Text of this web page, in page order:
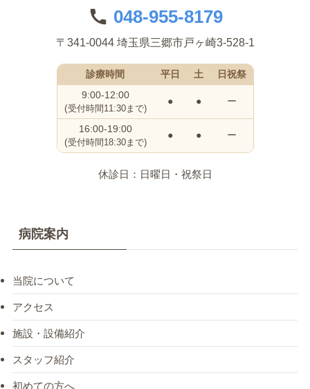
048-955-8179
〒341-0044 埼玉県三郷市戸ヶ崎3-528-1
診療時間 平日 土
日祝祭
9:00-12:00
(受付時間11:30まで)
● ● ー
16:00-19:00
(受付時間18:30まで)
● ● ー
休診日：日曜日・祝祭日
病院案内
当院について
アクセス
施設・設備紹介
スタッフ紹介
初めての方へ